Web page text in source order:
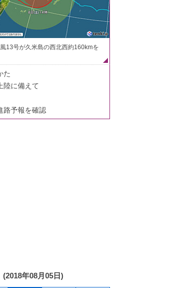
13号が久米島の西北西約160kmを
た
陸に備えて
路予報を確認
(2018年08月05日)